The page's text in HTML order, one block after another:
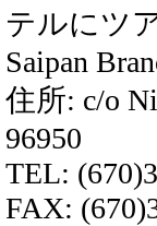
テルにツ
Saipan
住所: c/o
96950
TEL:
FAX: